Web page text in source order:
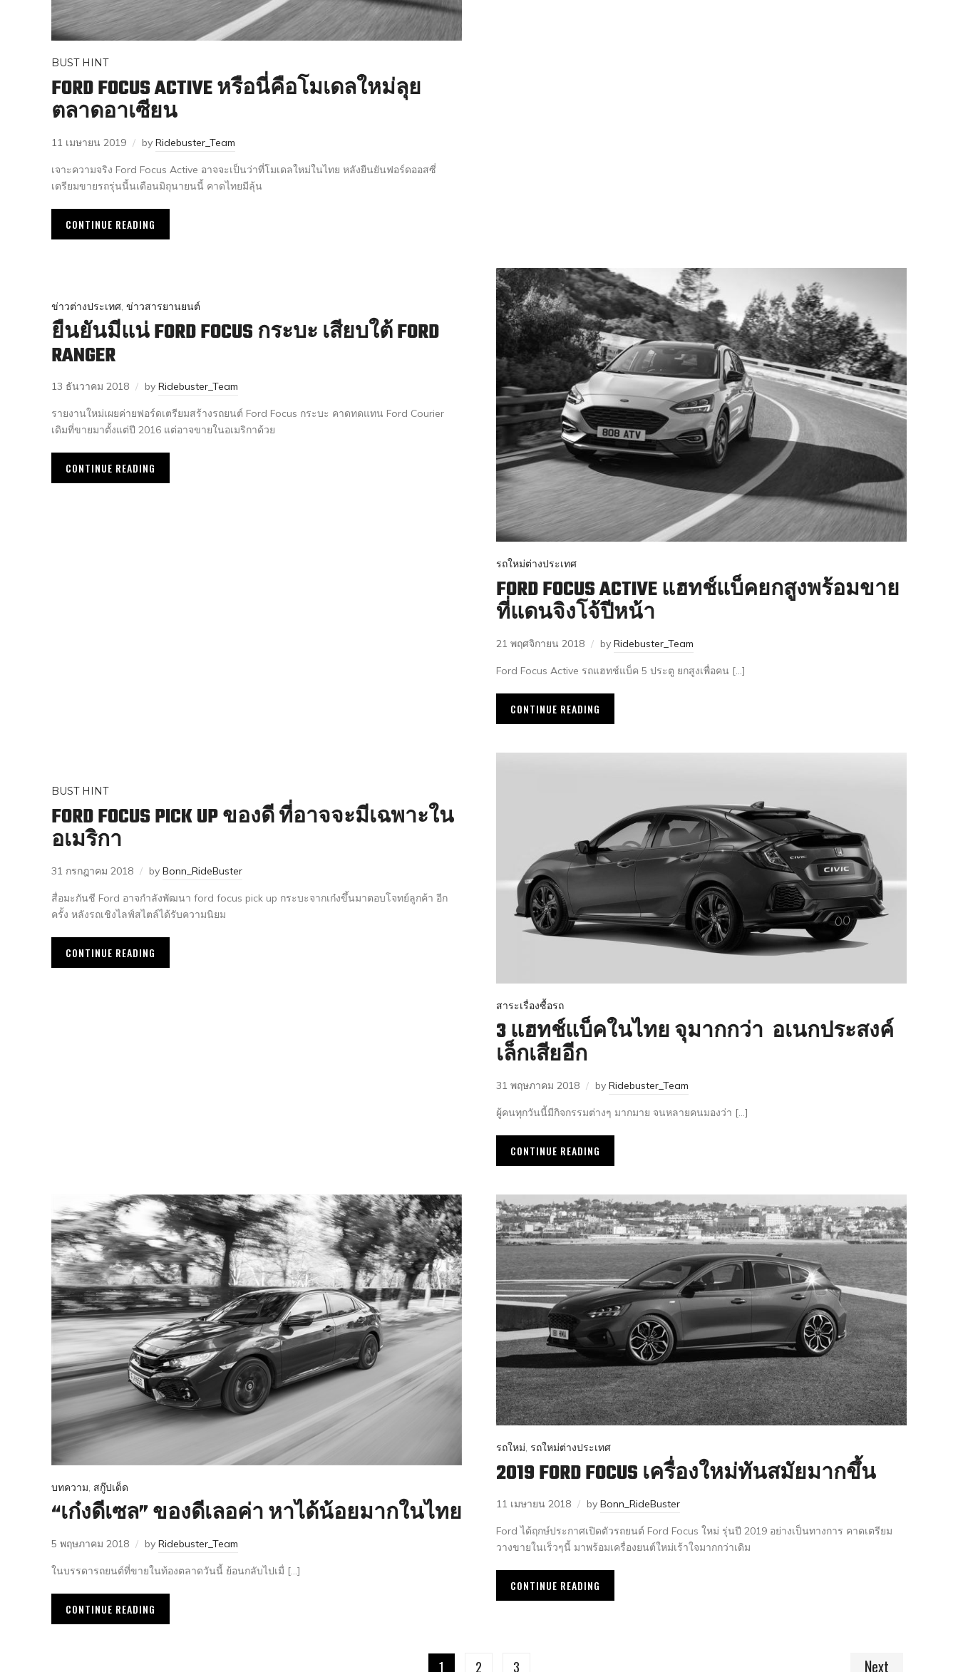
BUST HINT
FORD FOCUS ACTIVE หรือนี่คือโมเดลใหม่ลุย
ตลาดอาเซียน
11 เมษายน 2019 by Ridebuster_Team
เจาะความจริง Ford Focus Active อาจจะเป็นว่าที่โมเดลใหม่ในไทย หลังยืนยันฟอร์ดออสซี่
เตรียมขายรถรุ่นนี้นเดือนมิถุนายนนี้ คาดไทยมีลุ้น
CONTINUE READING
ข่าวต่างประเทศ, ข่าวสารยานยนต์
ยืนยันมีแน่ FORD FOCUS กระบะ เสียบใต้ FORD
RANGER
13 ธันวาคม 2018 by Ridebuster_Team
รายงานใหม่เผยค่ายฟอร์ดเตรียมสร้างรถยนต์ Ford Focus กระบะ คาดทดแทน Ford Courier
เดิมที่ขายมาตั้งแต่ปี 2016 แต่อาจขายในอเมริกาด้วย
CONTINUE READING
รถใหม่ต่างประเทศ
FORD FOCUS ACTIVE แฮทช์แบ็คยกสูงพร้อมขาย
ที่แดนจิงโจ้ปีหน้า
21 พฤศจิกายน 2018 by Ridebuster_Team
Ford Focus Active รถแฮทช์แบ็ค 5 ประตู ยกสูงเพื่อคน […]
CONTINUE READING
BUST HINT
FORD FOCUS PICK UP ของดี ที่อาจจะมีเฉพาะใน
อเมริกา
31 กรกฎาคม 2018 by Bonn_RideBuster
สื่อมะกันชี Ford อาจกำลังพัฒนา ford focus pick up กระบะจากเก๋งขึ้นมาตอบโจทย์ลูกค้า อีก
ครั้ง หลังรถเชิงไลฟ์สไตล์ได้รับความนิยม
CONTINUE READING
สาระเรื่องซื้อรถ
3 แฮทช์แบ็คในไทย จุมากกว่า อเนกประสงค์
เล็กเสียอีก
31 พฤษภาคม 2018 by Ridebuster_Team
ผู้คนทุกวันนี้มีกิจกรรมต่างๆ มากมาย จนหลายคนมองว่า […]
CONTINUE READING
บทความ, สกู๊ปเด็ด
“เก๋งดีเซล” ของดีเลอค่า หาได้น้อยมากในไทย
5 พฤษภาคม 2018 by Ridebuster_Team
ในบรรดารถยนต์ที่ขายในท้องตลาดวันนี้ ย้อนกลับไปเมื่ […]
CONTINUE READING
รถใหม่, รถใหม่ต่างประเทศ
2019 FORD FOCUS เครื่องใหม่ทันสมัยมากขึ้น
11 เมษายน 2018 by Bonn_RideBuster
Ford ได้ฤกษ์ประกาศเปิดตัวรถยนต์ Ford Focus ใหม่ รุ่นปี 2019 อย่างเป็นทางการ คาดเตรียม
วางขายในเร็วๆนี้ มาพร้อมเครื่องยนต์ใหม่เร้าใจมากกว่าเดิม
CONTINUE READING
1 2 3 Next